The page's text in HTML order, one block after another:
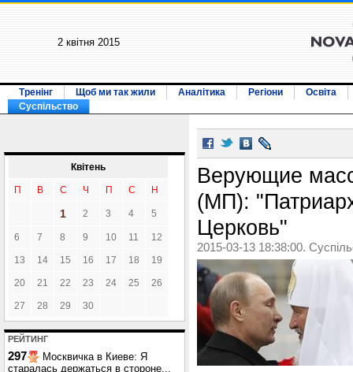
2 квiтня 2015
Тренінг Щоб ми так жили Аналітика Регіони
Освіта
Суспільство
Квiтень
П В С Ч П С Н
1 2 3 4 5
6 7 8 9 10 11 12
13 14 15 16 17 18 19
20 21 22 23 24 25 26
27 28 29 30
РЕЙТИНГ
297
Москвичка в Киеве: Я
старалась держаться в стороне...
Верующие
(МП):
Церковь"
2015-03-13 18:38:00.